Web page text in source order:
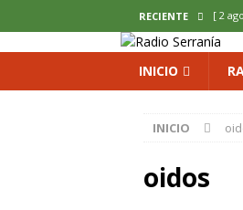
RECIENTE [ 2
del
[ 2
INICIO
INICIO
oidos